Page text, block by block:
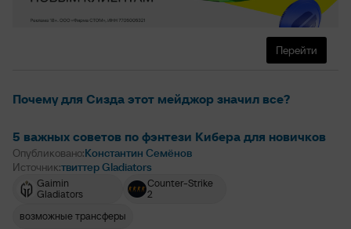
Перейти
Почему для Сизда этот мейджор значил все?
5 важных советов по фэнтези Кибера для новичков
Опубликовано:Константин Семёнов
Источник:твиттер Gladiators
Gaimin
Gladiators
Counter-Strike
2
возможные трансферы